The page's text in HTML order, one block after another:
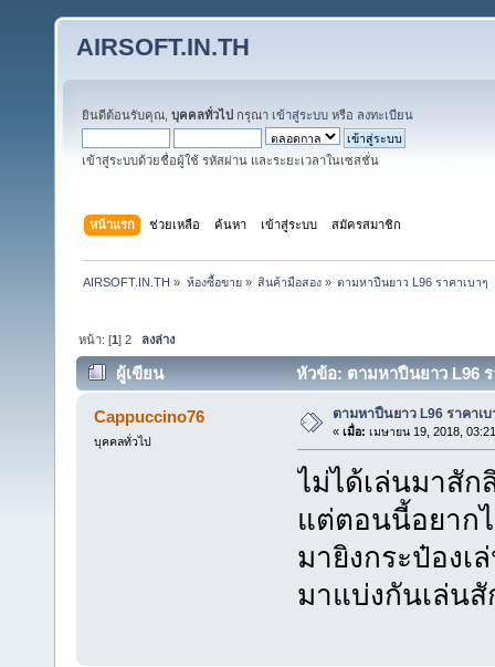
AIRSOFT.IN.TH
ยินดีต้อนรับคุณ, บุคคลทั่วไป กรุณา เข้าสู่ระบบ หรือ ลงทะเบียน
เข้าสู่ระบบด้วยชื่อผู้ใช้ รหัสผ่าน และระยะเวลาในเซสชั่น
หน้าแรก ช่วยเหลือ ค้นหา เข้าสู่ระบบ สมัครสมาชิก
AIRSOFT.IN.TH » ห้องซื้อขาย» สินค้ามือสอง» ตามหาปืนยาว L96 ราคาเบาๆ
หน้า: [1]2 ลงล่าง
ผู้เขียน หัวข้อ: ตามหาปืนยาว L96
Cappuccino76
บุคคลทั่วไป
ตามหาปืนยาว L96 ราคาเบ
« เมื่อ: เมษายน 19, 2018,
ไม่ได้เล่นมาสัก
แต่ตอนนี้อยาก
มายิงกระป๋องเ
มาแบ่งกันเล่น